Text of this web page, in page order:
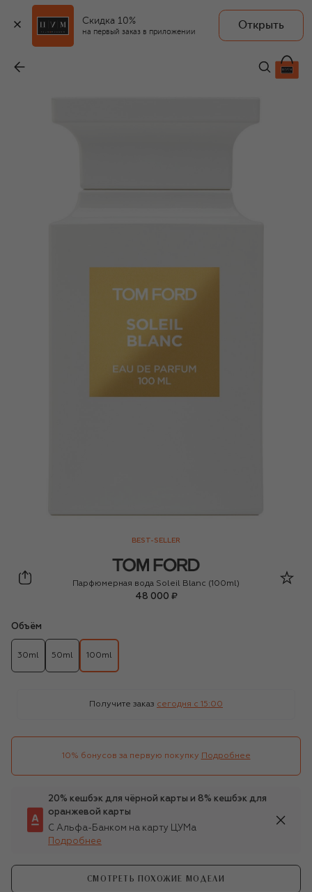
Скидка 10%
на первый заказ в приложении
Открыть
48 000 ₽
BEST-SELLER
Tom Ford
Парфюмерная вода Soleil Blanc (100ml)
48 000 ₽
Объём
30ml 50ml 100ml
Получите заказ сегодня c 15:00
10% бонусов за первую покупку Подробнее
20% кешбэк для чёрной карты и 8% кешбэк для
оранжевой карты
С Альфа-Банком на карту ЦУМа
Подробнее
СМОТРЕТЬ ПОХОЖИЕ МОДЕЛИ